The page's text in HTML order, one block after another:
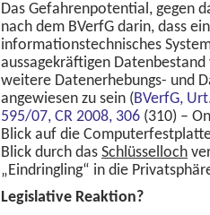
Das Gefahrenpotential, gegen
nach dem BVerfG darin, dass
informationstechnisches
aussagekräftigen
weitere Datenerhebungs- und
angewiesen zu sein (BVerfG,
595/07, CR 2008, 306 (310) –
Blick auf die
Blick durch das Schlüsselloch
„Eindringling“ in die
Legislative Reaktion?